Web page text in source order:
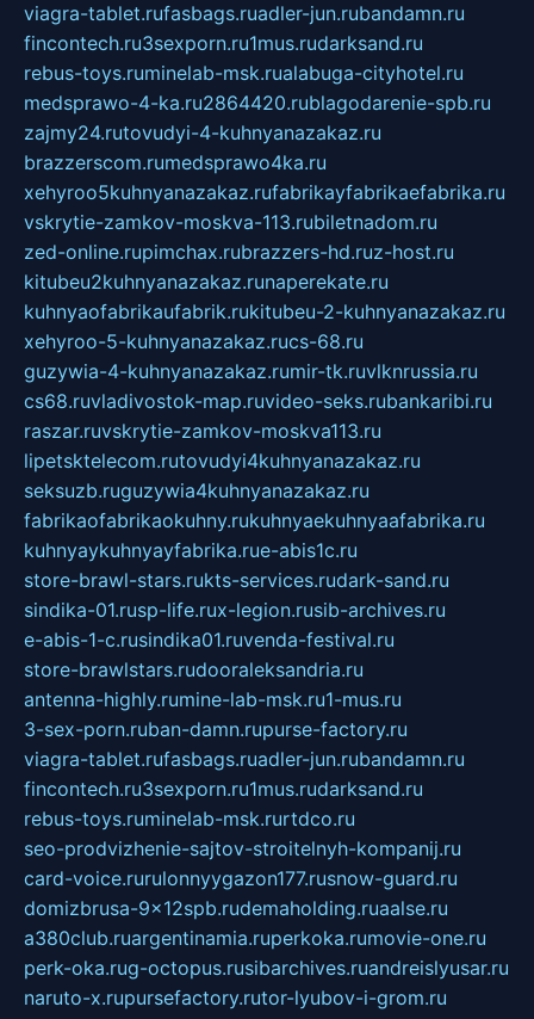
viagra-tablet.rufasbags.ruadler-jun.rubandamn.ru
fincontech.ru3sexporn.ru1mus.rudarksand.ru
rebus-toys.ruminelab-msk.rualabuga-cityhotel.ru
medsprawo-4-ka.ru2864420.rublagodarenie-spb.ru
zajmy24.rutovudyi-4-kuhnyanazakaz.ru
brazzerscom.rumedsprawo4ka.ru
xehyroo5kuhnyanazakaz.rufabrikayfabrikaefabrika.ru
vskrytie-zamkov-moskva-113.rubiletnadom.ru
zed-online.rupimchax.rubrazzers-hd.ruz-host.ru
kitubeu2kuhnyanazakaz.runaperekate.ru
kuhnyaofabrikaufabrik.rukitubeu-2-kuhnyanazakaz.ru
xehyroo-5-kuhnyanazakaz.rucs-68.ru
guzywia-4-kuhnyanazakaz.rumir-tk.ruvlknrussia.ru
cs68.ruvladivostok-map.ruvideo-seks.rubankaribi.ru
raszar.ruvskrytie-zamkov-moskva113.ru
lipetsktelecom.rutovudyi4kuhnyanazakaz.ru
seksuzb.ruguzywia4kuhnyanazakaz.ru
fabrikaofabrikaokuhny.rukuhnyaekuhnyaafabrika.ru
kuhnyaykuhnyayfabrika.rue-abis1c.ru
store-brawl-stars.rukts-services.rudark-sand.ru
sindika-01.rusp-life.rux-legion.rusib-archives.ru
e-abis-1-c.rusindika01.ruvenda-festival.ru
store-brawlstars.rudooraleksandria.ru
antenna-highly.rumine-lab-msk.ru1-mus.ru
3-sex-porn.ruban-damn.rupurse-factory.ru
viagra-tablet.rufasbags.ruadler-jun.rubandamn.ru
fincontech.ru3sexporn.ru1mus.rudarksand.ru
rebus-toys.ruminelab-msk.rurtdco.ru
seo-prodvizhenie-sajtov-stroitelnyh-kompanij.ru
card-voice.rurulonnyygazon177.rusnow-guard.ru
domizbrusa-9x12spb.rudemaholding.ruaalse.ru
a380club.ruargentinamia.ruperkoka.rumovie-one.ru
perk-oka.rug-octopus.rusibarchives.ruandreislyusar.ru
naruto-x.rupursefactory.rutor-lyubov-i-grom.ru